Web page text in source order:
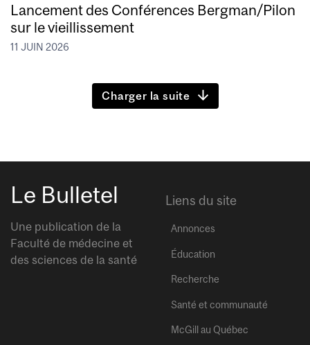
Lancement des Conférences Bergman/Pilon
sur le vieillissement
11 JUIN 2026
Charger la suite
Le Bulletel
Une publication de la
Faculté de médecine et
des sciences de la santé
Liens du site
Annonces
Éducation
Recherche
Santé et communauté
McGill au Québec